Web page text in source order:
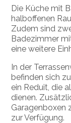
Die Küche mit
halboffenen
Zudem sind
Badezimmer
eine weitere
In der
befinden sich
ein Reduit, die
dienen.
Garagenboxen
zur Verfügung.